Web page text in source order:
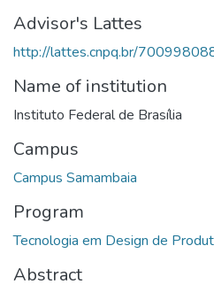
Advisor's Lattes
http://lattes.cnpq.br/
Name of institution
Instituto Federal de Brasília
Campus
Campus Samambaia
Program
Tecnologia em Design de
Abstract